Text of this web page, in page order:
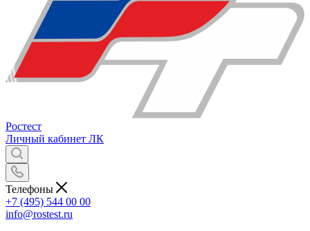
Ростест
Личный кабинет ЛК
Телефоны
+7 (495) 544 00 00
info@rostest.ru